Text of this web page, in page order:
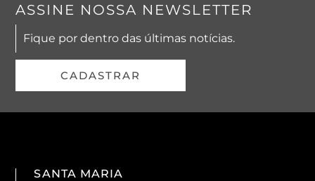
ASSINE NOSSA NEWSLETTER
Fique por dentro das últimas notícias.
CADASTRAR
SANTA MARIA